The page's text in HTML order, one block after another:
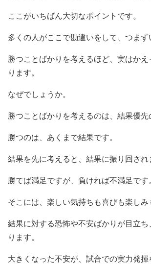
ここがいちばん大切なポイントです。
多くの人がここで勘違いをして、つまず
勝つことばかりを考えるほど、実はか
ります。
なぜでしょうか。
勝つことばかりを考えるのは、結果優先
勝つのは、あくまで結果です。
結果を先に考えると、結果に振り回され
勝てば満足ですが、負ければ不満足です
そこには、楽しい気持ちも喜びも楽しみ
結果に対する恐怖や不安ばかりが目立ち
ります。
大きくなった不安が、試合での実力発揮